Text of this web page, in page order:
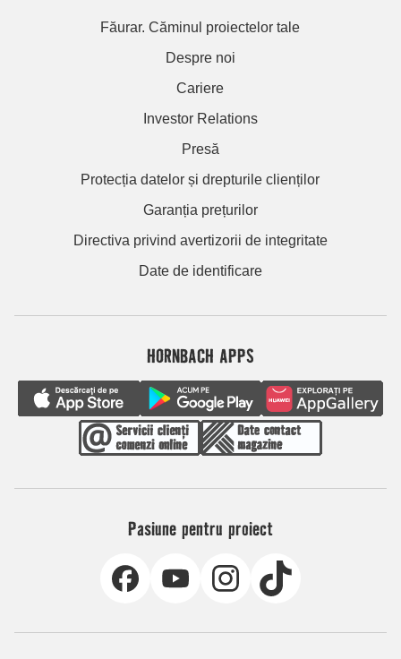
Făurar. Căminul proiectelor tale
Despre noi
Cariere
Investor Relations
Presă
Protecția datelor și drepturile clienților
Garanția prețurilor
Directiva privind avertizorii de integritate
Date de identificare
HORNBACH APPS
Pasiune pentru proiect